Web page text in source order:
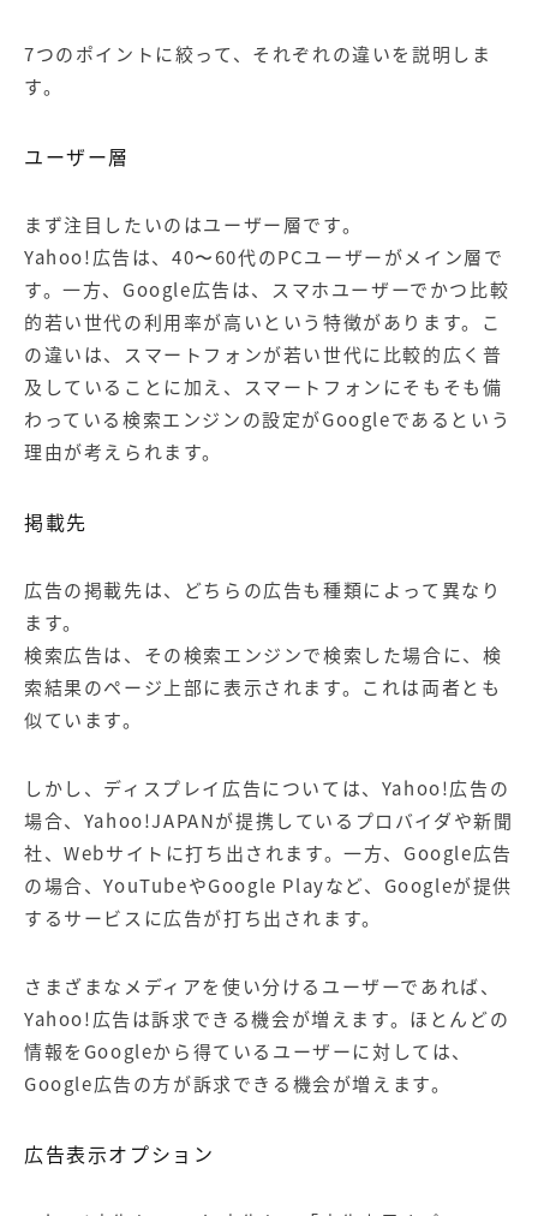
7つのポイントに絞って、それぞれの違いを説明しま
す。
ユーザー層
まず注目したいのはユーザー層です。
Yahoo!広告は、40〜60代のPCユーザーがメイン層で
す。一方、Google広告は、スマホユーザーでかつ比較
的若い世代の利用率が高いという特徴があります。こ
の違いは、スマートフォンが若い世代に比較的広く普
及していることに加え、スマートフォンにそもそも備
わっている検索エンジンの設定がGoogleであるという
理由が考えられます。
掲載先
広告の掲載先は、どちらの広告も種類によって異なり
ます。
検索広告は、その検索エンジンで検索した場合に、検
索結果のページ上部に表示されます。これは両者とも
似ています。
しかし、ディスプレイ広告については、Yahoo!広告の
場合、Yahoo!JAPANが提携しているプロバイダや新聞
社、Webサイトに打ち出されます。一方、Google広告
の場合、YouTubeやGoogle Playなど、Googleが提供
するサービスに広告が打ち出されます。
さまざまなメディアを使い分けるユーザーであれば、
Yahoo!広告は訴求できる機会が増えます。ほとんどの
情報をGoogleから得ているユーザーに対しては、
Google広告の方が訴求できる機会が増えます。
広告表示オプション